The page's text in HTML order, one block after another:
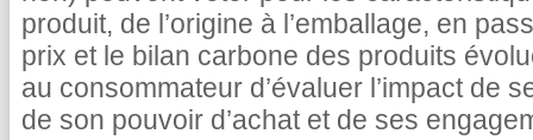
produit, de l’origine à l’emballage, en
prix et le bilan carbone des produits
au consommateur d’évaluer l’impact de
de son pouvoir d’achat et de ses